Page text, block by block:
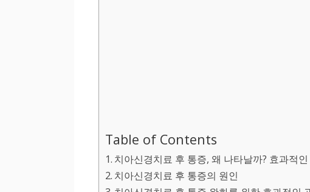
Table of Contents
치아신경치료 후 통증, 왜 나타날까? 효과적
치아신경치료 후 통증의 원인